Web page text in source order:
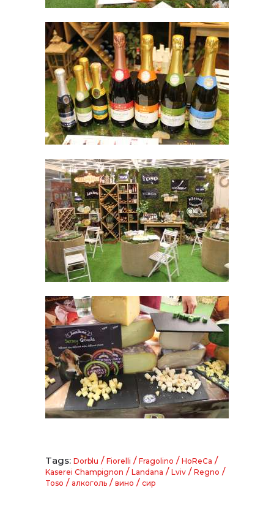
Tags: Dorblu / Fiorelli / Fragolino / HoReCa /
Kaserei Champignon / Landana / Lviv / Regno /
Toso / алкоголь / вино / сир